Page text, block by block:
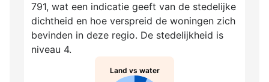
791, wat een indicatie geeft van de stedelijke
dichtheid en hoe verspreid de woningen zich
bevinden in deze regio. De stedelijkheid is
niveau 4.
Land vs water